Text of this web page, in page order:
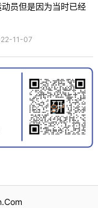
员但是因为当时已经
11-07